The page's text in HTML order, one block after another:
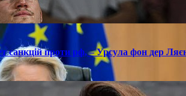
санкцій проти рф, – Урсула фон дер